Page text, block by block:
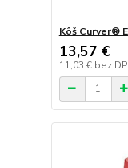
Kôš Curver®
13,57 €
11,03 € bez